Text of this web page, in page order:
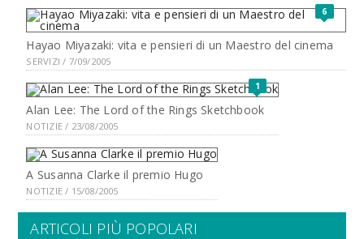
6
Hayao Miyazaki: vita e pensieri di un Maestro del cinema
SERVIZI / 7/09/2005
1
Alan Lee: The Lord of the Rings Sketchbook
NOTIZIE / 23/08/2005
A Susanna Clarke il premio Hugo
NOTIZIE / 15/08/2005
ARTICOLI PIÙ POPOLARI